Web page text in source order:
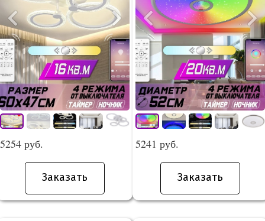
5254 руб.
Заказать
5241 руб.
Заказать